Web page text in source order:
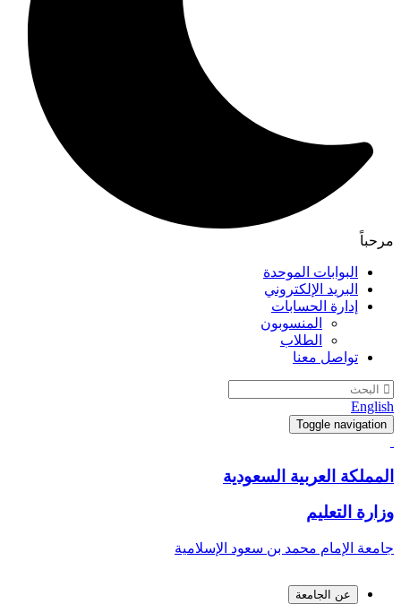
مرحباً
البوابات الموحدة
البريد الإلكتروني
إدارة الحسابات
المنسوبون
الطلاب
تواصل معنا
English
Toggle navigation
المملكة العربية السعودية
وزارة التعليم
جامعة الإمام محمد بن سعود الإسلامية
عن الجامعة